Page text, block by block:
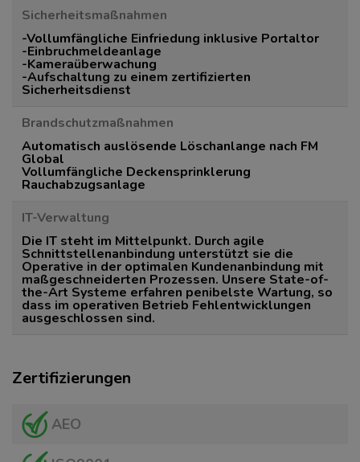
Sicherheitsmaßnahmen
-Vollumfängliche Einfriedung inklusive Portaltor
-Einbruchmeldeanlage
-Kameraüberwachung
-Aufschaltung zu einem zertifizierten
Sicherheitsdienst
Brandschutzmaßnahmen
Automatisch auslösende Löschanlange nach FM
Global
Vollumfängliche Deckensprinklerung
Rauchabzugsanlage
IT-Verwaltung
Die IT steht im Mittelpunkt. Durch agile
Schnittstellenanbindung unterstützt sie die
Operative in der optimalen Kundenanbindung mit
maßgeschneiderten Prozessen. Unsere State-of-
the-Art Systeme erfahren penibelste Wartung, so
dass im operativen Betrieb Fehlentwicklungen
ausgeschlossen sind.
Zertifizierungen
AEO